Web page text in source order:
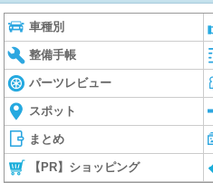
車種別
整備手帳
パーツレビュー
スポット
まとめ
【PR】ショッピング